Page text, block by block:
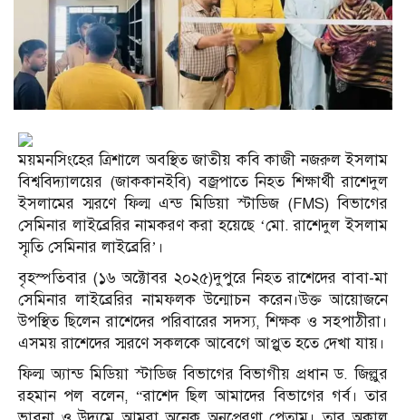
ময়মনসিংহের ত্রিশালে অবস্থিত জাতীয় কবি কাজী নজরুল ইসলাম
বিশ্ববিদ্যালয়ের (জাককানইবি) বজ্রপাতে নিহত শিক্ষার্থী রাশেদুল
ইসলামের স্মরণে ফিল্ম এন্ড মিডিয়া স্টাডিজ (FMS) বিভাগের
সেমিনার লাইব্রেরির নামকরণ করা হয়েছে ‘মো. রাশেদুল ইসলাম
স্মৃতি সেমিনার লাইব্রেরি’।
বৃহস্পতিবার (১৬ অক্টোবর ২০২৫)দুপুরে নিহত রাশেদের বাবা-মা
সেমিনার লাইব্রেরির নামফলক উন্মোচন করেন।উক্ত আয়োজনে
উপস্থিত ছিলেন রাশেদের পরিবারের সদস্য, শিক্ষক ও সহপাঠীরা।
এসময় রাশেদের স্মরণে সকলকে আবেগে আপ্লুত হতে দেখা যায়।
ফিল্ম অ্যান্ড মিডিয়া স্টাডিজ বিভাগের বিভাগীয় প্রধান ড. জিল্লুর
রহমান পল বলেন, “রাশেদ ছিল আমাদের বিভাগের গর্ব। তার